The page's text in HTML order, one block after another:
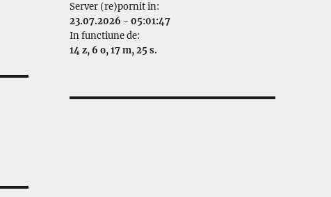
Server (re)pornit in:
23.07.2026 - 05:01:47
In functiune de:
14 z, 6 o, 17 m, 25 s.